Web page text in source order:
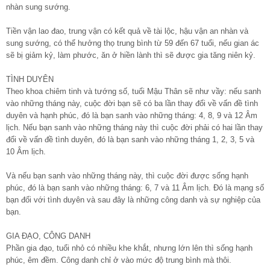
nhàn sung sướng.
Tiền vận lao đao, trung vận có kết quả về tài lộc, hậu vận an nhàn và
sung sướng, có thể hưởng thọ trung bình từ 59 đến 67 tuổi, nếu gian ác
sẽ bị giảm kỷ, làm phước, ăn ở hiền lành thì sẽ được gia tăng niên kỷ.
TÌNH DUYÊN
Theo khoa chiêm tinh và tướng số, tuổi Mậu Thân sẽ như vầy: nếu sanh
vào những tháng này, cuộc đời bạn sẽ có ba lần thay đổi về vấn đề tình
duyên và hạnh phúc, đó là bạn sanh vào những tháng: 4, 8, 9 và 12 Âm
lịch. Nếu bạn sanh vào những tháng này thì cuộc đời phải có hai lần thay
đổi về vấn đề tình duyên, đó là bạn sanh vào những tháng 1, 2, 3, 5 và
10 Âm lịch.
Và nếu bạn sanh vào những tháng này, thì cuộc đời được sống hạnh
phúc, đó là bạn sanh vào những tháng: 6, 7 và 11 Âm lịch. Đó là mạng số
bạn đối với tình duyên và sau đây là những công danh và sự nghiệp của
bạn.
GIA ĐẠO, CÔNG DANH
Phần gia đạo, tuổi nhỏ có nhiều khe khắt, nhưng lớn lên thì sống hạnh
phúc, êm đềm. Công danh chỉ ở vào mức độ trung bình mà thôi.